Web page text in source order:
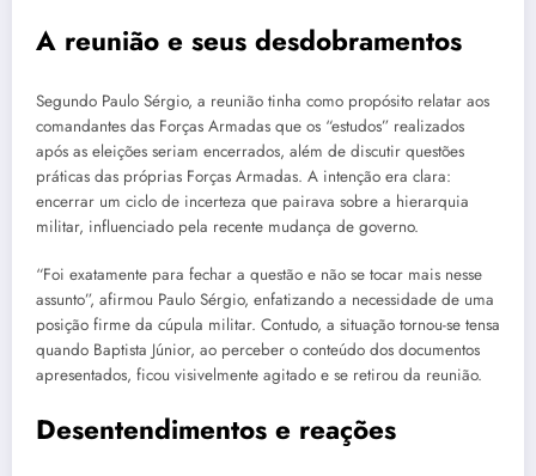
A reunião e seus desdobramentos
Segundo Paulo Sérgio, a reunião tinha como propósito relatar aos
comandantes das Forças Armadas que os “estudos” realizados
após as eleições seriam encerrados, além de discutir questões
práticas das próprias Forças Armadas. A intenção era clara:
encerrar um ciclo de incerteza que pairava sobre a hierarquia
militar, influenciado pela recente mudança de governo.
“Foi exatamente para fechar a questão e não se tocar mais nesse
assunto”, afirmou Paulo Sérgio, enfatizando a necessidade de uma
posição firme da cúpula militar. Contudo, a situação tornou-se tensa
quando Baptista Júnior, ao perceber o conteúdo dos documentos
apresentados, ficou visivelmente agitado e se retirou da reunião.
Desentendimentos e reações